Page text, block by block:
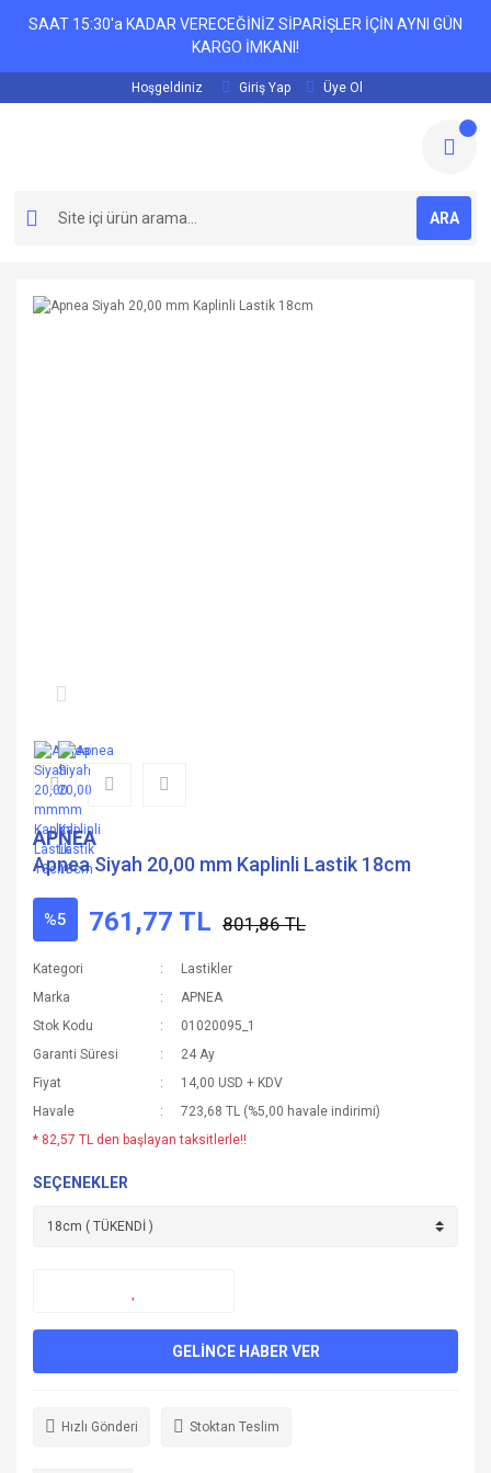
SAAT 15:30'a KADAR VERECEĞİNİZ SİPARİŞLER İÇİN AYNI GÜN
KARGO İMKANI!
Hoşgeldiniz Giriş Yap Üye Ol
ARA
APNEA
Apnea Siyah 20,00 mm Kaplinli Lastik 18cm
%5 761,77 TL 801,86 TL
Kategori
Lastikler
Marka
APNEA
Stok Kodu
01020095_1
Garanti Süresi
24 Ay
Fiyat
14,00 USD + KDV
Havale
723,68 TL (%5,00 havale indirimi)
* 82,57 TL den başlayan taksitlerle!!
SEÇENEKLER
GELİNCE HABER VER
Hızlı Gönderi Stoktan Teslim